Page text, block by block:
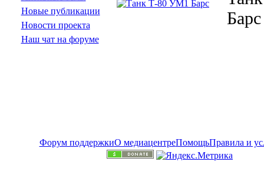
Новые публикации
Новости проекта
Наш чат на форуме
Барс
Форум поддержкиО медиацентреПомощьПравила и